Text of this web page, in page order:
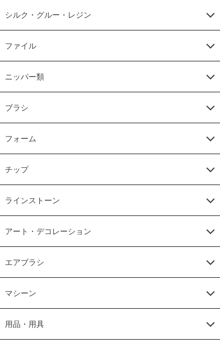
シルク・グルー・レジン
ファイル
ニッパー類
ブラシ
フォーム
チップ
ラインストーン
アート・デコレーション
エアブラシ
マシーン
用品・用具